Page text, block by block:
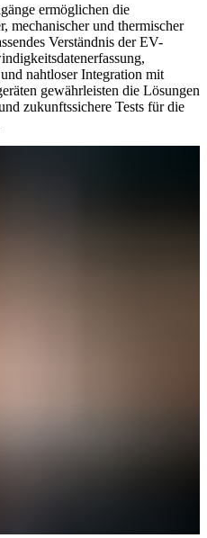
ermöglichen die
mechanischer und thermischer
Verständnis der EV-
nahtloser Integration mit
gewährleisten die Lösungen
zukunftssichere Tests für die